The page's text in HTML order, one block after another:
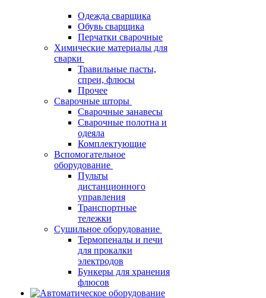
Одежда сварщика
Обувь сварщика
Перчатки сварочные
Химические материалы для
сварки
Травильные пасты,
спреи, флюсы
Прочее
Сварочные шторы
Сварочные занавесы
Сварочные полотна и
одеяла
Комплектующие
Вспомогательное
оборудование
Пульты
дистанционного
управления
Транспортные
тележки
Сушильное оборудование
Термопеналы и печи
для прокалки
электродов
Бункеры для хранения
флюсов